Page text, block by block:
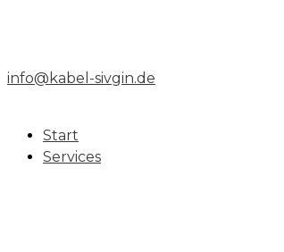
info@kabel-sivgin.de
Start
Services